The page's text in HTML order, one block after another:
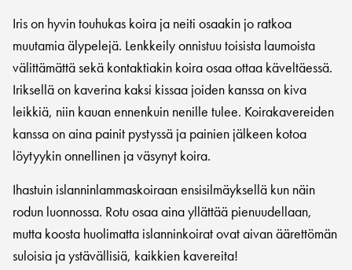
Iris on hyvin touhukas koira ja neiti osaakin jo ratkoa
muutamia älypelejä. Lenkkeily onnistuu toisista laumoista
välittämättä sekä kontaktiakin koira osaa ottaa käveltäessä.
Iriksellä on kaverina kaksi kissaa joiden kanssa on kiva
leikkiä, niin kauan ennenkuin nenille tulee. Koirakavereiden
kanssa on aina painit pystyssä ja painien jälkeen kotoa
löytyykin onnellinen ja väsynyt koira.
Ihastuin islanninlammaskoiraan ensisilmäyksellä kun näin
rodun luonnossa. Rotu osaa aina yllättää pienuudellaan,
mutta koosta huolimatta islanninkoirat ovat aivan äärettömän
suloisia ja ystävällisiä, kaikkien kavereita!